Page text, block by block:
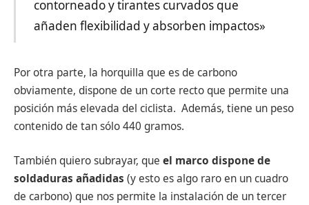
contorneado y tirantes curvados que
añaden flexibilidad y absorben impactos»
Por otra parte, la horquilla que es de carbono
obviamente, dispone de un corte recto que permite una
posición más elevada del ciclista. Además, tiene un peso
contenido de tan sólo 440 gramos.
También quiero subrayar, que el marco dispone de
soldaduras añadidas (y esto es algo raro en un cuadro
de carbono) que nos permite la instalación de un tercer